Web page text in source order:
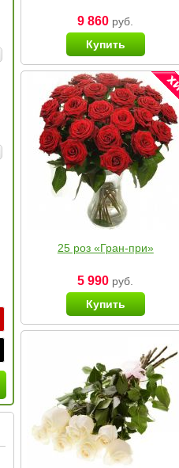
9 860 руб.
Купить
25 роз «Гран-при»
5 990 руб.
Купить